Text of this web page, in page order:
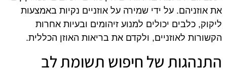
את אוזניהם. על ידי שמירה על אוזניים נקיות באמצעות
ליקוק, כלבים יכולים למנוע זיהומים ובעיות אחרות
הקשורות לאוזניים, ולקדם את בריאות האוזן הכללית.
התנהגות של חיפוש תשומת לב